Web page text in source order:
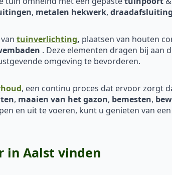
, metalen hekwerk, draadafsluiting
tuinverlichting, plaatsen van houten
. Deze elementen dragen bij aan
omgeving te bevorderen.
, een continu proces dat ervoor zorgt
, maaien van hetgazon, bemesten,
en uit te voeren, kunt u genieten van
in Aalst vinden